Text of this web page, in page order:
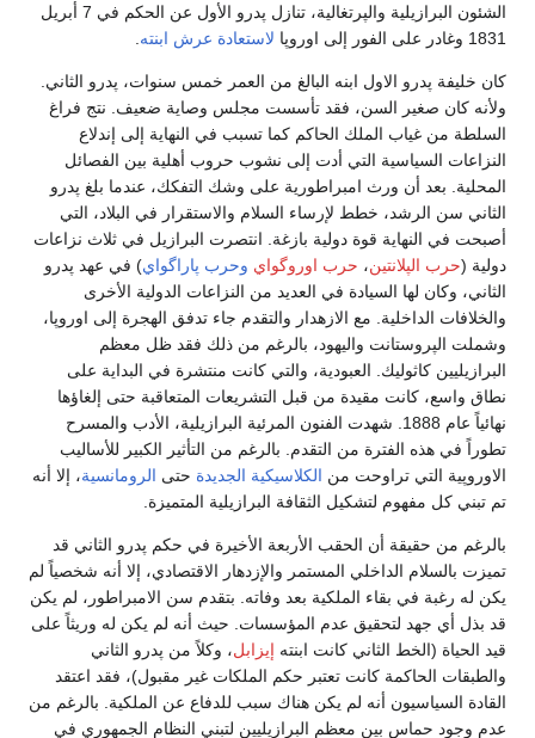
الشئون البرازيلية والپرتغالية، تنازل پدرو الأول عن الحكم في 7 أبريل
1831 وغادر على الفور إلى اوروپا
لاستعادة عرش ابنته
كان خليفة پدرو الاول ابنه البالغ من العمر خمس سنوات، پدرو الثاني.
ولأنه كان صغير السن، فقد تأسست مجلس وصاية ضعيف. نتج فراغ
السلطة من غياب الملك الحاكم كما تسبب في النهاية إلى إندلاع
النزاعات السياسية التي أدت إلى نشوب حروب أهلية بين الفصائل
المحلية. بعد أن ورث امبراطورية على وشك التفكك، عندما بلغ پدرو
الثاني سن الرشد، خطط لإرساء السلام والاستقرار في البلاد، التي
أصبحت في النهاية قوة دولية بازغة. انتصرت البرازيل في ثلاث نزاعات
دولية (حرب الپلانتين، حرب اوروگواي وحرب پاراگواي) في عهد پدرو
الثاني، وكان لها السيادة في العديد من النزاعات الدولية الأخرى
والخلافات الداخلية. مع الازهدار والتقدم جاء تدفق الهجرة إلى اوروپا،
وشملت الپروستانت واليهود، بالرغم من ذلك فقد ظل معظم
البرازيليين كاثوليك. العبودية، والتي كانت منتشرة في البداية على
نطاق واسع، كانت مقيدة من قبل التشريعات المتعاقبة حتى إلغاؤها
نهائياً عام 1888. شهدت الفنون المرئية البرازيلية، الأدب والمسرح
تطوراً في هذه الفترة من التقدم. بالرغم من التأثير الكبير للأساليب
الاوروپية التي تراوحت من الكلاسيكية الجديدة حتى الرومانسية، إلا أنه
تم تبني كل مفهوم لتشكيل الثقافة البرازيلية المتميزة.
بالرغم من حقيقة أن الحقب الأربعة الأخيرة في حكم پدرو الثاني قد
تميزت بالسلام الداخلي المستمر والإزدهار الاقتصادي، إلا أنه شخصياً لم
يكن له رغبة في بقاء الملكية بعد وفاته. بتقدم سن الامبراطور، لم يكن
قد بذل أي جهد لتحقيق عدم المؤسسات. حيث أنه لم يكن له وريثاً على
قيد الحياة (الخط الثاني كانت ابنته إيزابل، وكلاً من پدرو الثاني
والطبقات الحاكمة كانت تعتبر حكم الملكات غير مقبول)، فقد اعتقد
القادة السياسيون أنه لم يكن هناك سبب للدفاع عن الملكية. بالرغم من
عدم وجود حماس بين معظم البرازيليين لتبني النظام الجمهوري في